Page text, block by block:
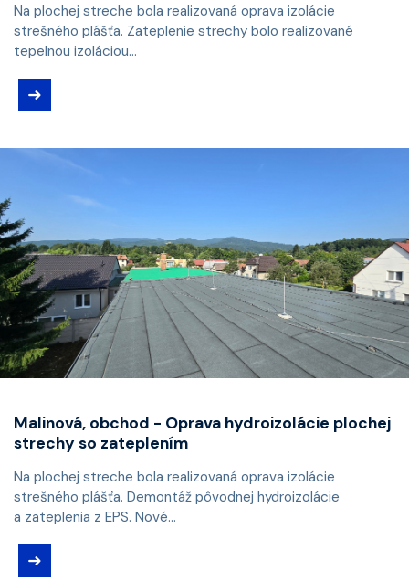
Na plochej streche bola realizovaná oprava izolácie
strešného plášťa. Zateplenie strechy bolo realizované
tepelnou izoláciou...
➜
Malinová, obchod - Oprava hydroizolácie plochej
strechy so zateplením
Na plochej streche bola realizovaná oprava izolácie
strešného plášťa. Demontáž pôvodnej hydroizolácie
a zateplenia z EPS. Nové...
➜